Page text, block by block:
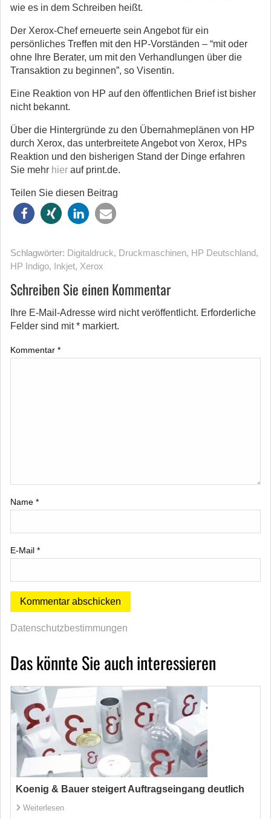
wie es in dem Schreiben heißt.
Der Xerox-Chef erneuerte sein Angebot für ein
persönliches Treffen mit den HP-Vorständen – “mit oder
ohne Ihre Berater, um mit den Verhandlungen über die
Transaktion zu beginnen”, so Visentin.
Eine Reaktion von HP auf den öffentlichen Brief ist bisher
nicht bekannt.
Über die Hintergründe zu den Übernahmeplänen von HP
durch Xerox, das unterbreitete Angebot von Xerox, HPs
Reaktion und den bisherigen Stand der Dinge erfahren
Sie mehr hier auf print.de.
Teilen Sie diesen Beitrag
Schlagwörter: Digitaldruck, Druckmaschinen, HP Deutschland,
HP Indigo, Inkjet, Xerox
Schreiben Sie einen Kommentar
Ihre E-Mail-Adresse wird nicht veröffentlicht. Erforderliche
Felder sind mit* markiert.
Kommentar *
Name *
E-Mail *
Datenschutzbestimmungen
Das könnte Sie auch interessieren
Koenig & Bauer steigert Auftragseingang deutlich
Weiterlesen